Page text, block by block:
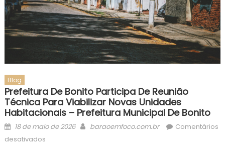
Blog
Prefeitura De Bonito Participa De Reunião
Técnica Para Viabilizar Novas Unidades
Habitacionais – Prefeitura Municipal De Bonito
Posted
on
18 de maio de 2026 Author
baraoemfoco.com.br
Comentários
desativadosem